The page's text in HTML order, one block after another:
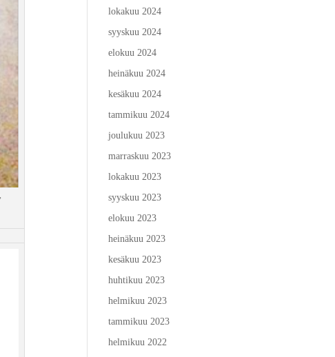
lokakuu 2024
syyskuu 2024
elokuu 2024
heinäkuu 2024
kesäkuu 2024
tammikuu 2024
joulukuu 2023
marraskuu 2023
lokakuu 2023
syyskuu 2023
elokuu 2023
heinäkuu 2023
kesäkuu 2023
huhtikuu 2023
helmikuu 2023
tammikuu 2023
helmikuu 2022